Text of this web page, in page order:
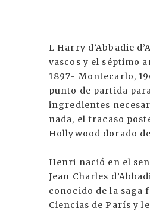
L Harry d’Abbadie
vascos y el séptimo
1897- Montecarlo,
punto de partida
ingredientes
nada, el fracaso
Hollywood dorado
Henri nació en el
Jean Charles
conocido de la saga
Ciencias de París y